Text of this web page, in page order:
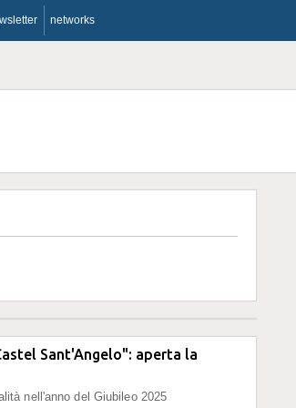
networks
Sant'Angelo": aperta la
nell'anno del Giubileo 2025